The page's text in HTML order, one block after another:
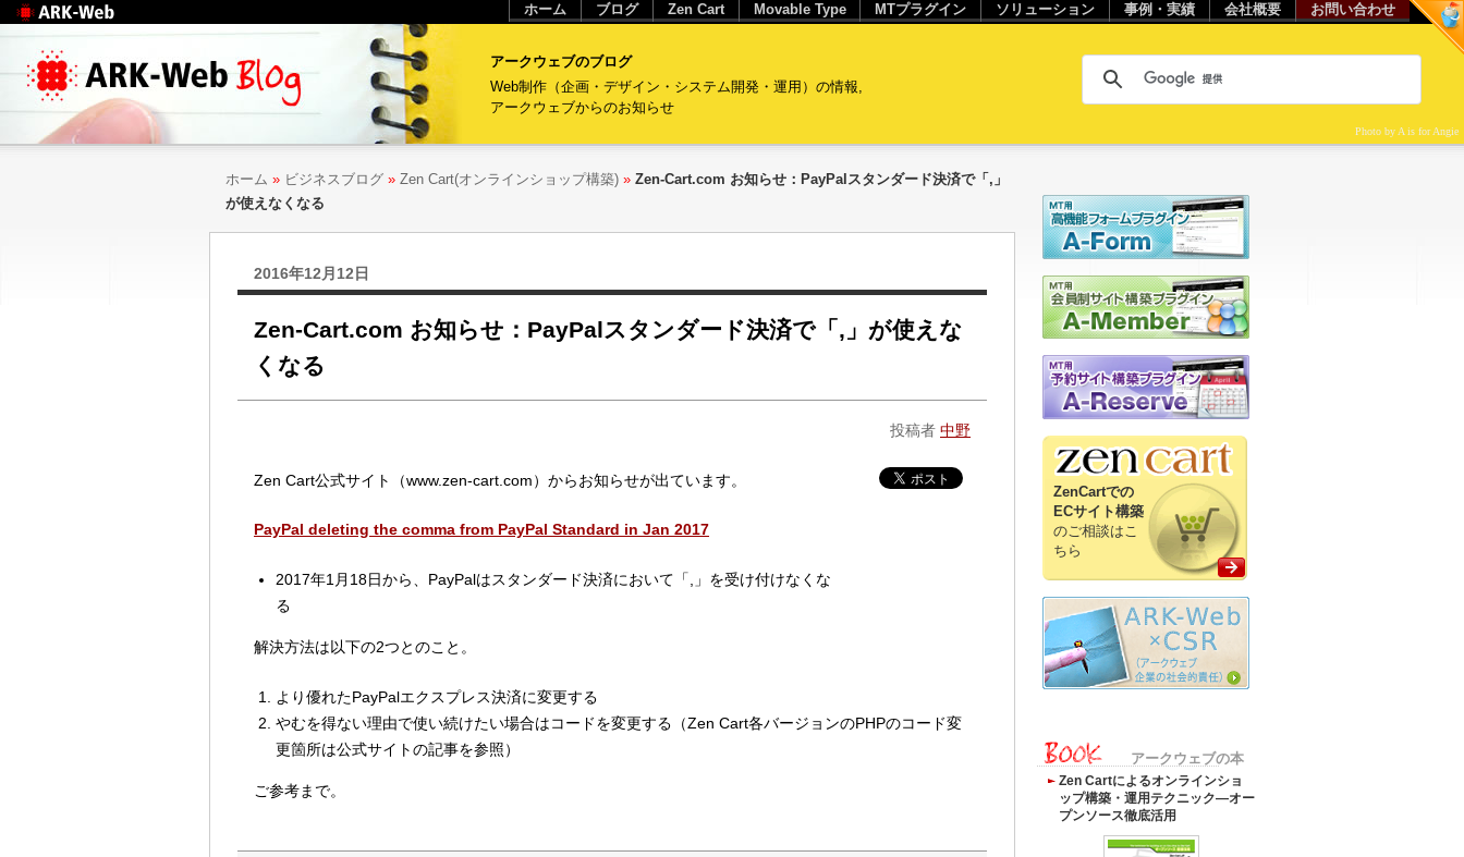
アークウェブのブログ
Web制作（企画・デザイン・システム開発・運用）の情報,
アークウェブからのお知らせ
ホーム » ビジネスブログ » Zen Cart(オンラインショップ構築) » Zen-Cart.com お知らせ：PayPalスタンダード決済で「,」
が使えなくなる
2016年12月12日
Zen-Cart.com お知らせ：PayPalスタンダード決済で「,」が使えな
くなる
投稿者 中野
Zen Cart公式サイト（www.zen-cart.com）からお知らせが出ています。
PayPal deleting the comma from PayPal Standard in Jan 2017
2017年1月18日から、PayPalはスタンダード決済において「,」を受け付けなくな
る
解決方法は以下の2つとのこと。
より優れたPayPalエクスプレス決済に変更する
やむを得ない理由で使い続けたい場合はコードを変更する（Zen Cart各バージョンのPHPのコード変
更箇所は公式サイトの記事を参照）
ご参考まで。
ZenCartでの
ECサイト構築
のご相談はこ
ちら
アークウェブの本
Zen Cartによるオンラインショ
ップ構築・運用テクニック―オー
プンソース徹底活用
ホーム ブログ Zen Cart Movable Type MTプラグイン ソリューション 事例・実績 会社概要 お問い合わせ
Photo by A is for Angie